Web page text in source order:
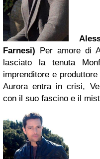
Farnesi) Per amore di
lasciato la tenuta
imprenditore e
Aurora entra in crisi,
con il suo fascino e il